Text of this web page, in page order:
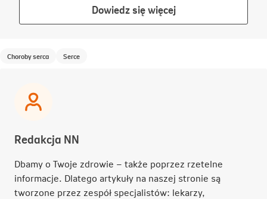
Dowiedz się więcejLink
otwiera
Choroby serca Serce
Redakcja NN
Dbamy o Twoje zdrowie – także poprzez rzetelne
informacje. Dlatego artykuły na naszej stronie są
tworzone przez zespół specjalistów: lekarzy,